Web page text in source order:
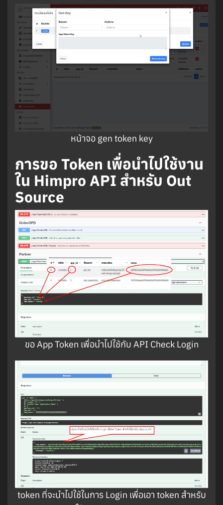
หน้าจอ gen token key
การขอ Token เพื่อนำไปใช้งาน
ใน Himpro API สำหรับ Out
Source
ขอ App Token เพื่อนำไปใช้กับ API Check Login
token ที่จะนำไปใช้ในการ Login เพื่อเอา token สำหรับ